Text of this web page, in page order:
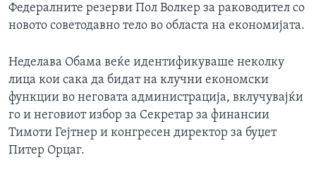
ИНТЕРВЈУА
Јазици
Федералните резерви Пол Волкер за раководител со
новото советодавно тело во областа на економијата.
Неделава Обама веќе идентификуваше неколку
лица кои сака да бидат на клучни економски
функции во неговата администрација, вклучувајќи
го и неговиот избор за Секретар за финансии
Тимоти Гејтнер и конгресен директор за буџет
Питер Орцаг.